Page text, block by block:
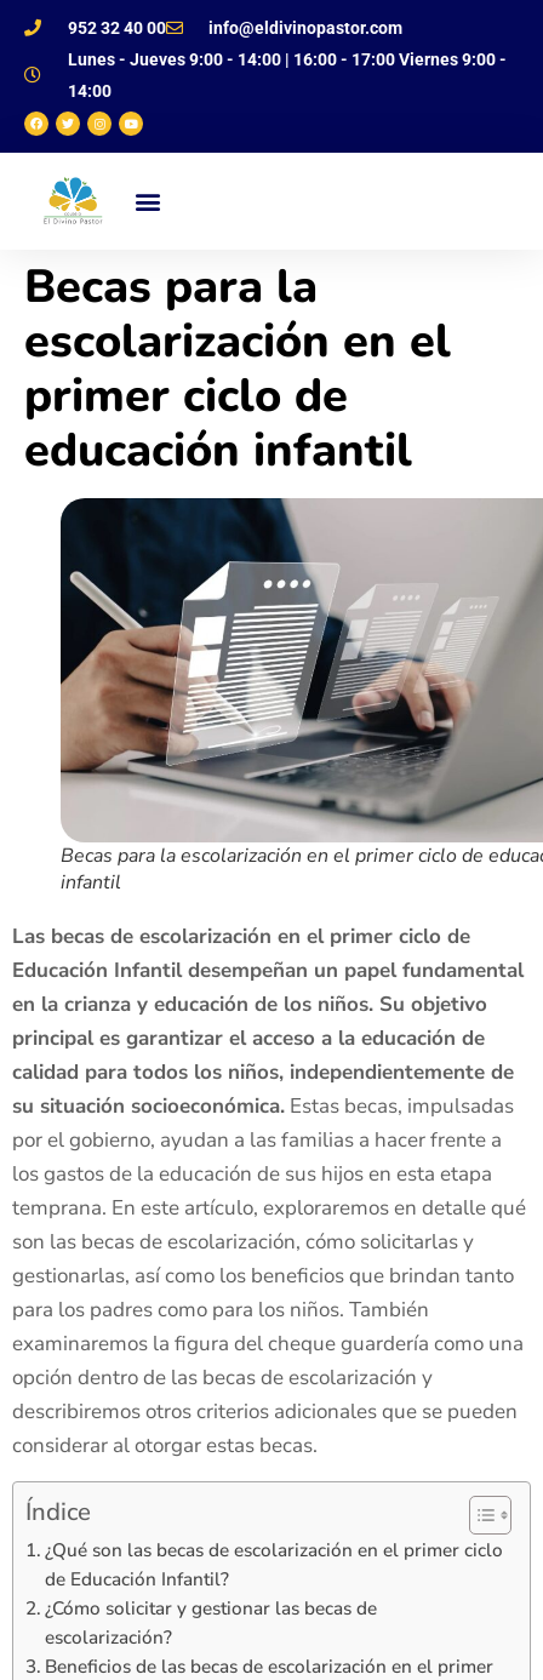
952 32 40 00
info@eldivinopastor.com
Lunes - Jueves 9:00 - 14:00 | 16:00 - 17:00 Viernes 9:00 -
14:00
Becas para la
escolarización en el
primer ciclo de
educación infantil
Becas para la escolarización en el primer ciclo de
infantil
Las becas de escolarización en el primer ciclo de
Educación Infantil desempeñan un papel fundamental
en la crianza y educación de los niños. Su objetivo
principal es garantizar el acceso a la educación de
calidad para todos los niños, independientemente de
su situación socioeconómica. Estas becas, impulsadas
por el gobierno, ayudan a las familias a hacer frente a
los gastos de la educación de sus hijos en esta etapa
temprana. En este artículo, exploraremos en detalle qué
son las becas de escolarización, cómo solicitarlas y
gestionarlas, así como los beneficios que brindan tanto
para los padres como para los niños. También
examinaremos la figura del cheque guardería como una
opción dentro de las becas de escolarización y
describiremos otros criterios adicionales que se pueden
considerar al otorgar estas becas.
Índice
¿Qué son las becas de escolarización en el primer ciclo
de Educación Infantil?
¿Cómo solicitar y gestionar las becas de
escolarización?
Beneficios de las becas de escolarización en el primer